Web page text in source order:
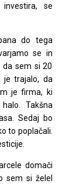
se
do tega
se in
da sem si 20
je trajalo, da
je firma, ki
Takšna
Sedaj bo
to poplačali.
domači
sem si želel